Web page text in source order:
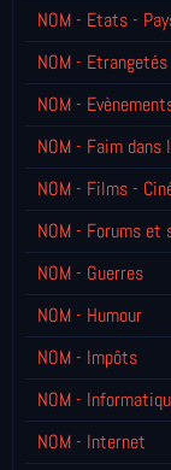
NOM - Etats -
NOM -
NOM -
NOM - Faim dans
NOM - Films -
NOM - Forums
NOM - Guerres
NOM - Humour
NOM - Impôts
NOM -
NOM - Internet